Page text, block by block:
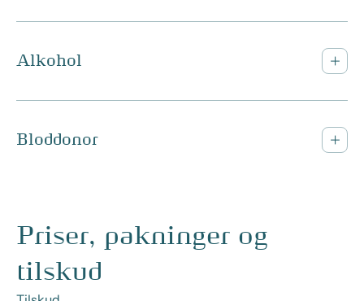
Alkohol
Bloddonor
Priser, pakninger og
tilskud